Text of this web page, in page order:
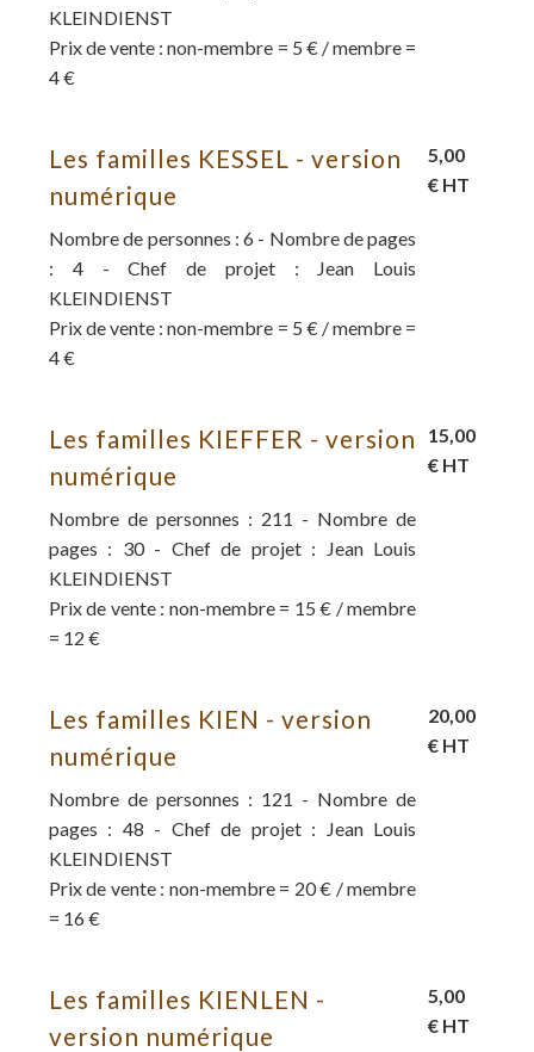
KLEINDIENST
Prix de vente : non-membre = 5 € / membre =
4 €
Les familles KESSEL - version
numérique
Nombre de personnes : 6 - Nombre de pages
: 4 - Chef de projet : Jean Louis
KLEINDIENST
Prix de vente : non-membre = 5 € / membre =
4 €
5,00
€ HT
Les familles KIEFFER - version
numérique
Nombre de personnes : 211 - Nombre de
pages : 30 - Chef de projet : Jean Louis
KLEINDIENST
Prix de vente : non-membre = 15 € / membre
= 12 €
15,00
€ HT
Les familles KIEN - version
numérique
Nombre de personnes : 121 - Nombre de
pages : 48 - Chef de projet : Jean Louis
KLEINDIENST
Prix de vente : non-membre = 20 € / membre
= 16 €
20,00
€ HT
Les familles KIENLEN -
version numérique
5,00
€ HT